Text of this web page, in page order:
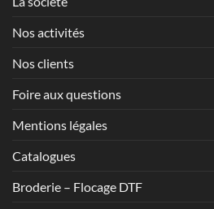
Nos activités
Nos clients
Foire aux questions
Mentions légales
Catalogues
Broderie – Flocage DTF